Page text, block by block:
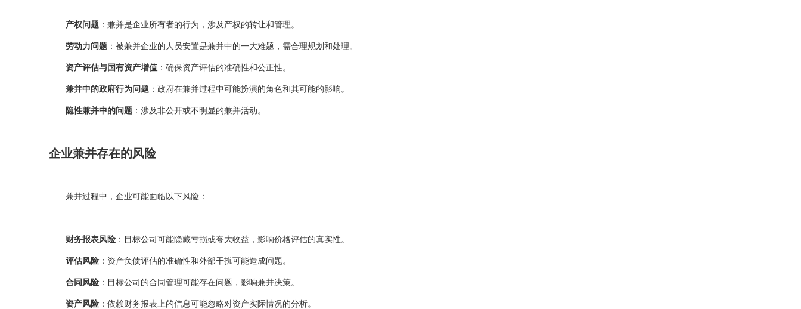
产权问题 ：兼并是企业所有者的行为，涉及产权的转让和管理。
劳动力问题 ：被兼并企业的人员安置是兼并中的一大难题，需合理规划和处理。
资产评估与国有资产增值 ：确保资产评估的准确性和公正性。
兼并中的政府行为问题 ：政府在兼并过程中可能扮演的角色和其可能的影响。
隐性兼并中的问题 ：涉及非公开或不明显的兼并活动。
企业兼并存在的风险
兼并过程中，企业可能面临以下风险：
财务报表风险 ：目标公司可能隐藏亏损或夸大收益，影响价格评估的真实性。
评估风险 ：资产负债评估的准确性和外部干扰可能造成问题。
合同风险 ：目标公司的合同管理可能存在问题，影响兼并决策。
资产风险 ：依赖财务报表上的信息可能忽略对资产实际情况的分析。